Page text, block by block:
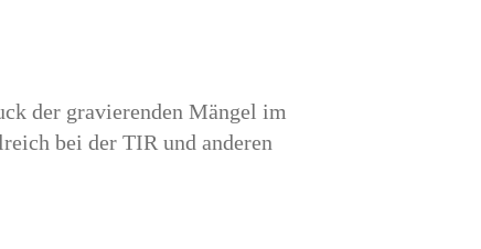
der gravierenden Mängel im
bei der TIR und anderen